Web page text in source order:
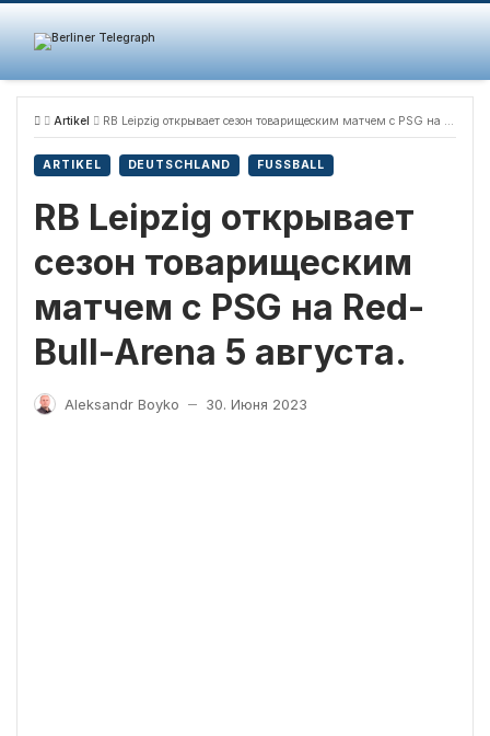
Skip
content
Artikel RB Leipzig открывает сезон товарищеским матчем с PSG на Red-Bull-Arena 5 августа.
ARTIKEL DEUTSCHLAND FUSSBALL
RB Leipzig открывает
сезон товарищеским
матчем с PSG на Red-
Bull-Arena 5 августа.
Aleksandr Boyko — 30. Июня 2023